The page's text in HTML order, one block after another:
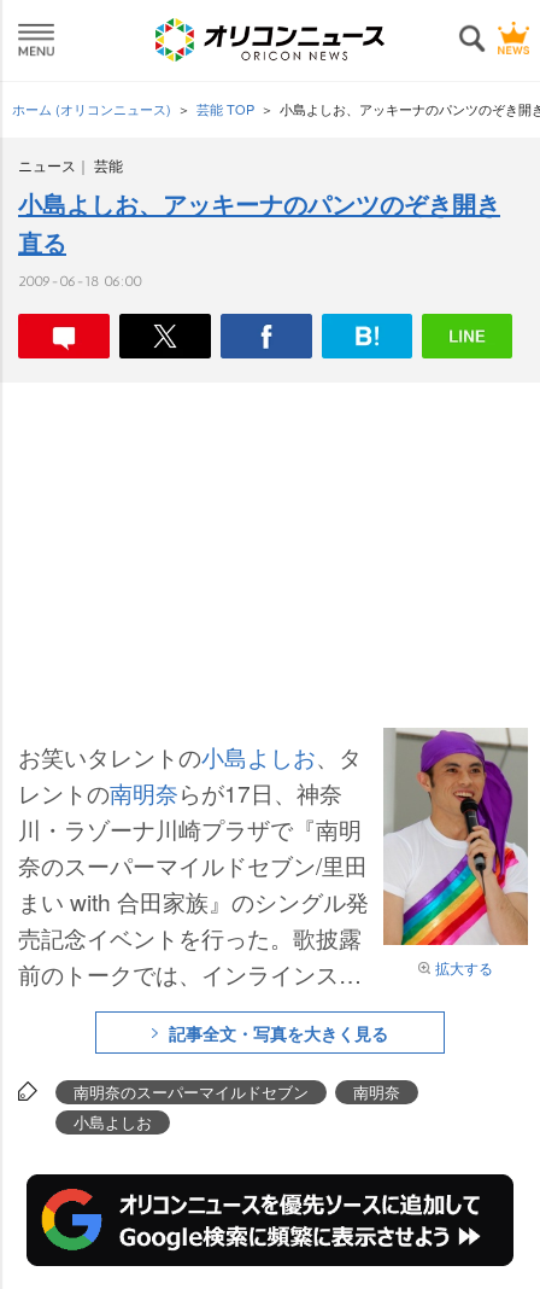
ホーム (オリコンニュース) 芸能 TOP 小島よしお、アッキーナのパンツのぞき開
ニュース 芸能
小島よしお、アッキーナのパンツのぞき開き
直る
2009-06-18 06:00
拡大する
お笑いタレントの小島よしお、タ
レントの南明奈らが17日、神奈
川・ラゾーナ川崎プラザで『南明
奈のスーパーマイルドセブン/里田
まい with 合田家族』のシングル発
売記念イベントを行った。歌披露
前のトークでは、インラインスケ
ートを履いて歌う小島について、
FUJIWARAの藤本敏史が「(スケ
ートの)練習中、アッキーナのパン
ツをのぞこうとしていた」と暴
「アッキーナが(パンツを)本番
で“おっぱっぴー”したら困るから
チェックしていただけ」と意味不
記事全文・写真を大きく見る
南明奈のスーパーマイルドセブン
南明奈
小島よしお